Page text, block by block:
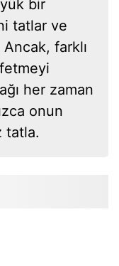
bir
tatlar ve
Ancak, farklı
her zaman
onun
tatla.